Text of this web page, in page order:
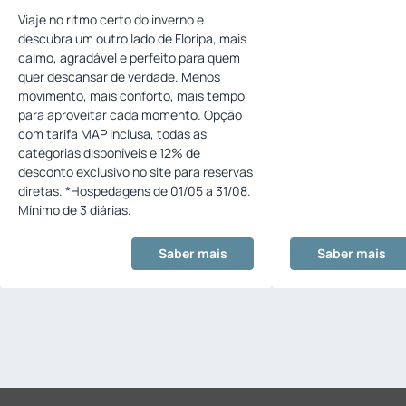
tranquilidade em Floripa
Viaje no ritmo certo do inverno e
descubra um outro lado de Floripa, mais
calmo, agradável e perfeito para quem
quer descansar de verdade. Menos
movimento, mais conforto, mais tempo
para aproveitar cada momento. Opção
com tarifa MAP inclusa, todas as
categorias disponíveis e 12% de
desconto exclusivo no site para reservas
diretas. *Hospedagens de 01/05 a 31/08.
Mínimo de 3 diárias.
Saber mais Saber mais